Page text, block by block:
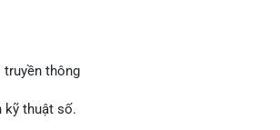
truyền thông
kỹ thuật số.